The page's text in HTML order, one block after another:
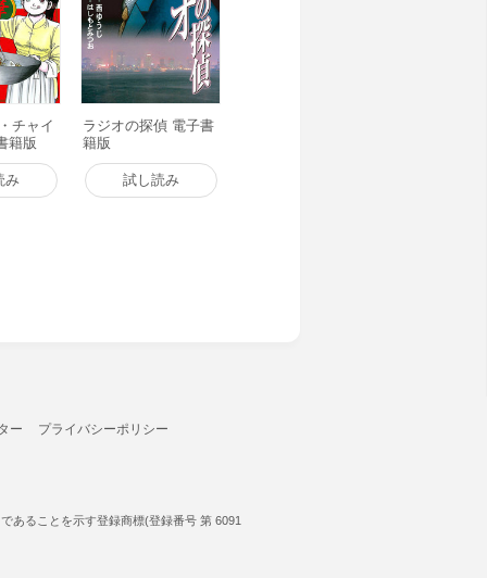
チャイ
籍版
み
ラジオの探偵 電子書
籍版
試し読み
ー プライバシーポリシー
あることを示す登録商標(登録番号 第 6091